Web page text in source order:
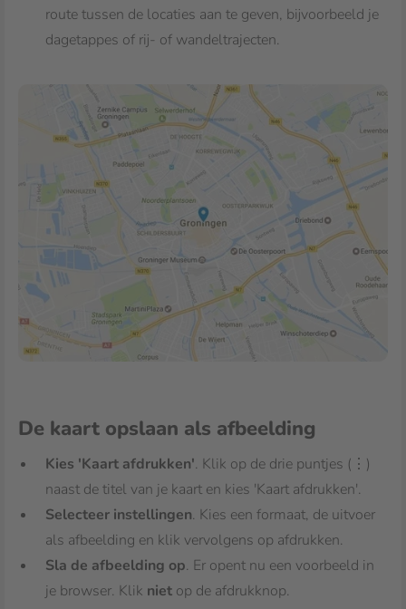
route tussen de locaties aan te geven, bijvoorbeeld je
dagetappes of rij- of wandeltrajecten.
De kaart opslaan als afbeelding
Kies 'Kaart afdrukken'. Klik op de drie puntjes (⋮)
naast de titel van je kaart en kies 'Kaart afdrukken'.
Selecteer instellingen. Kies een formaat, de uitvoer
als afbeelding en klik vervolgens op afdrukken.
Sla de afbeelding op. Er opent nu een voorbeeld in
je browser. Klik niet op de afdrukknop.